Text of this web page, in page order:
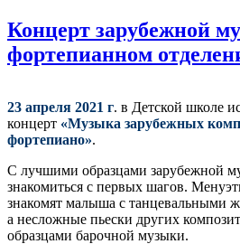
Концерт зарубежной
фортепианном
23 апреля 2021 г. в Детской школе
концерт «Музыка зарубежных
фортепиано».
С лучшими образцами зарубежной
знакомиться с первых шагов.
знакомят малыша с танцевальными
а несложные пьески других
образцами барочной музыки.